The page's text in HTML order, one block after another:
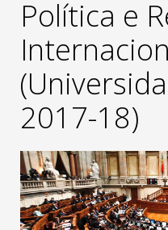
Política e
2017-18)